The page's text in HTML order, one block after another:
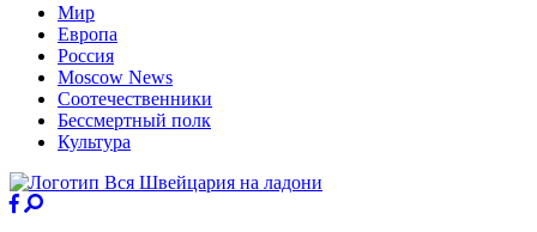
Мир
Европа
Россия
Moscow News
Соотечественники
Бессмертный полк
Культура